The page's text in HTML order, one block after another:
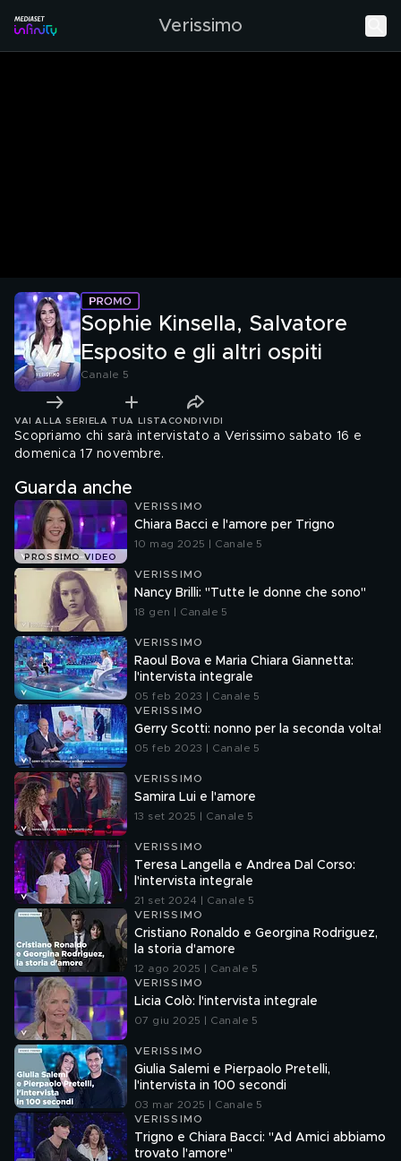
Verissimo
Sophie Kinsella, Salvatore
Esposito e gli altri ospiti
Canale 5
VAI ALLA SERIE LA TUA LISTA CONDIVIDI
Scopriamo chi sarà intervistato a Verissimo sabato 16 e
domenica 17 novembre.
Guarda anche
PROSSIMO VIDEO
VERISSIMO
Chiara Bacci e l'amore per Trigno
10 mag 2025 | Canale 5
VERISSIMO
Nancy Brilli: "Tutte le donne che sono"
18 gen | Canale 5
VERISSIMO
Raoul Bova e Maria Chiara Giannetta:
l'intervista integrale
05 feb 2023 | Canale 5
VERISSIMO
Gerry Scotti: nonno per la seconda volta!
05 feb 2023 | Canale 5
VERISSIMO
Samira Lui e l'amore
13 set 2025 | Canale 5
VERISSIMO
Teresa Langella e Andrea Dal Corso:
l'intervista integrale
21 set 2024 | Canale 5
VERISSIMO
Cristiano Ronaldo e Georgina Rodriguez,
la storia d'amore
12 ago 2025 | Canale 5
VERISSIMO
Licia Colò: l'intervista integrale
07 giu 2025 | Canale 5
VERISSIMO
Giulia Salemi e Pierpaolo Pretelli,
l'intervista in 100 secondi
03 mar 2025 | Canale 5
VERISSIMO
Trigno e Chiara Bacci: "Ad Amici abbiamo
trovato l'amore"